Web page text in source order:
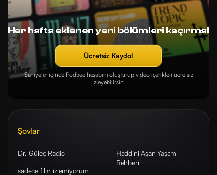
Her hafta eklenen yeni bölümleri kaçırma!
Ücretsiz Kaydol
Saniyeler içinde Podbee hesabını oluşturup video içerikleri ücretsiz
izleyebilirsin.
Şovlar
Dr. Güleç Radio
sadece film izlemiyorum
Haddini Aşan Yaşam
Rehberi